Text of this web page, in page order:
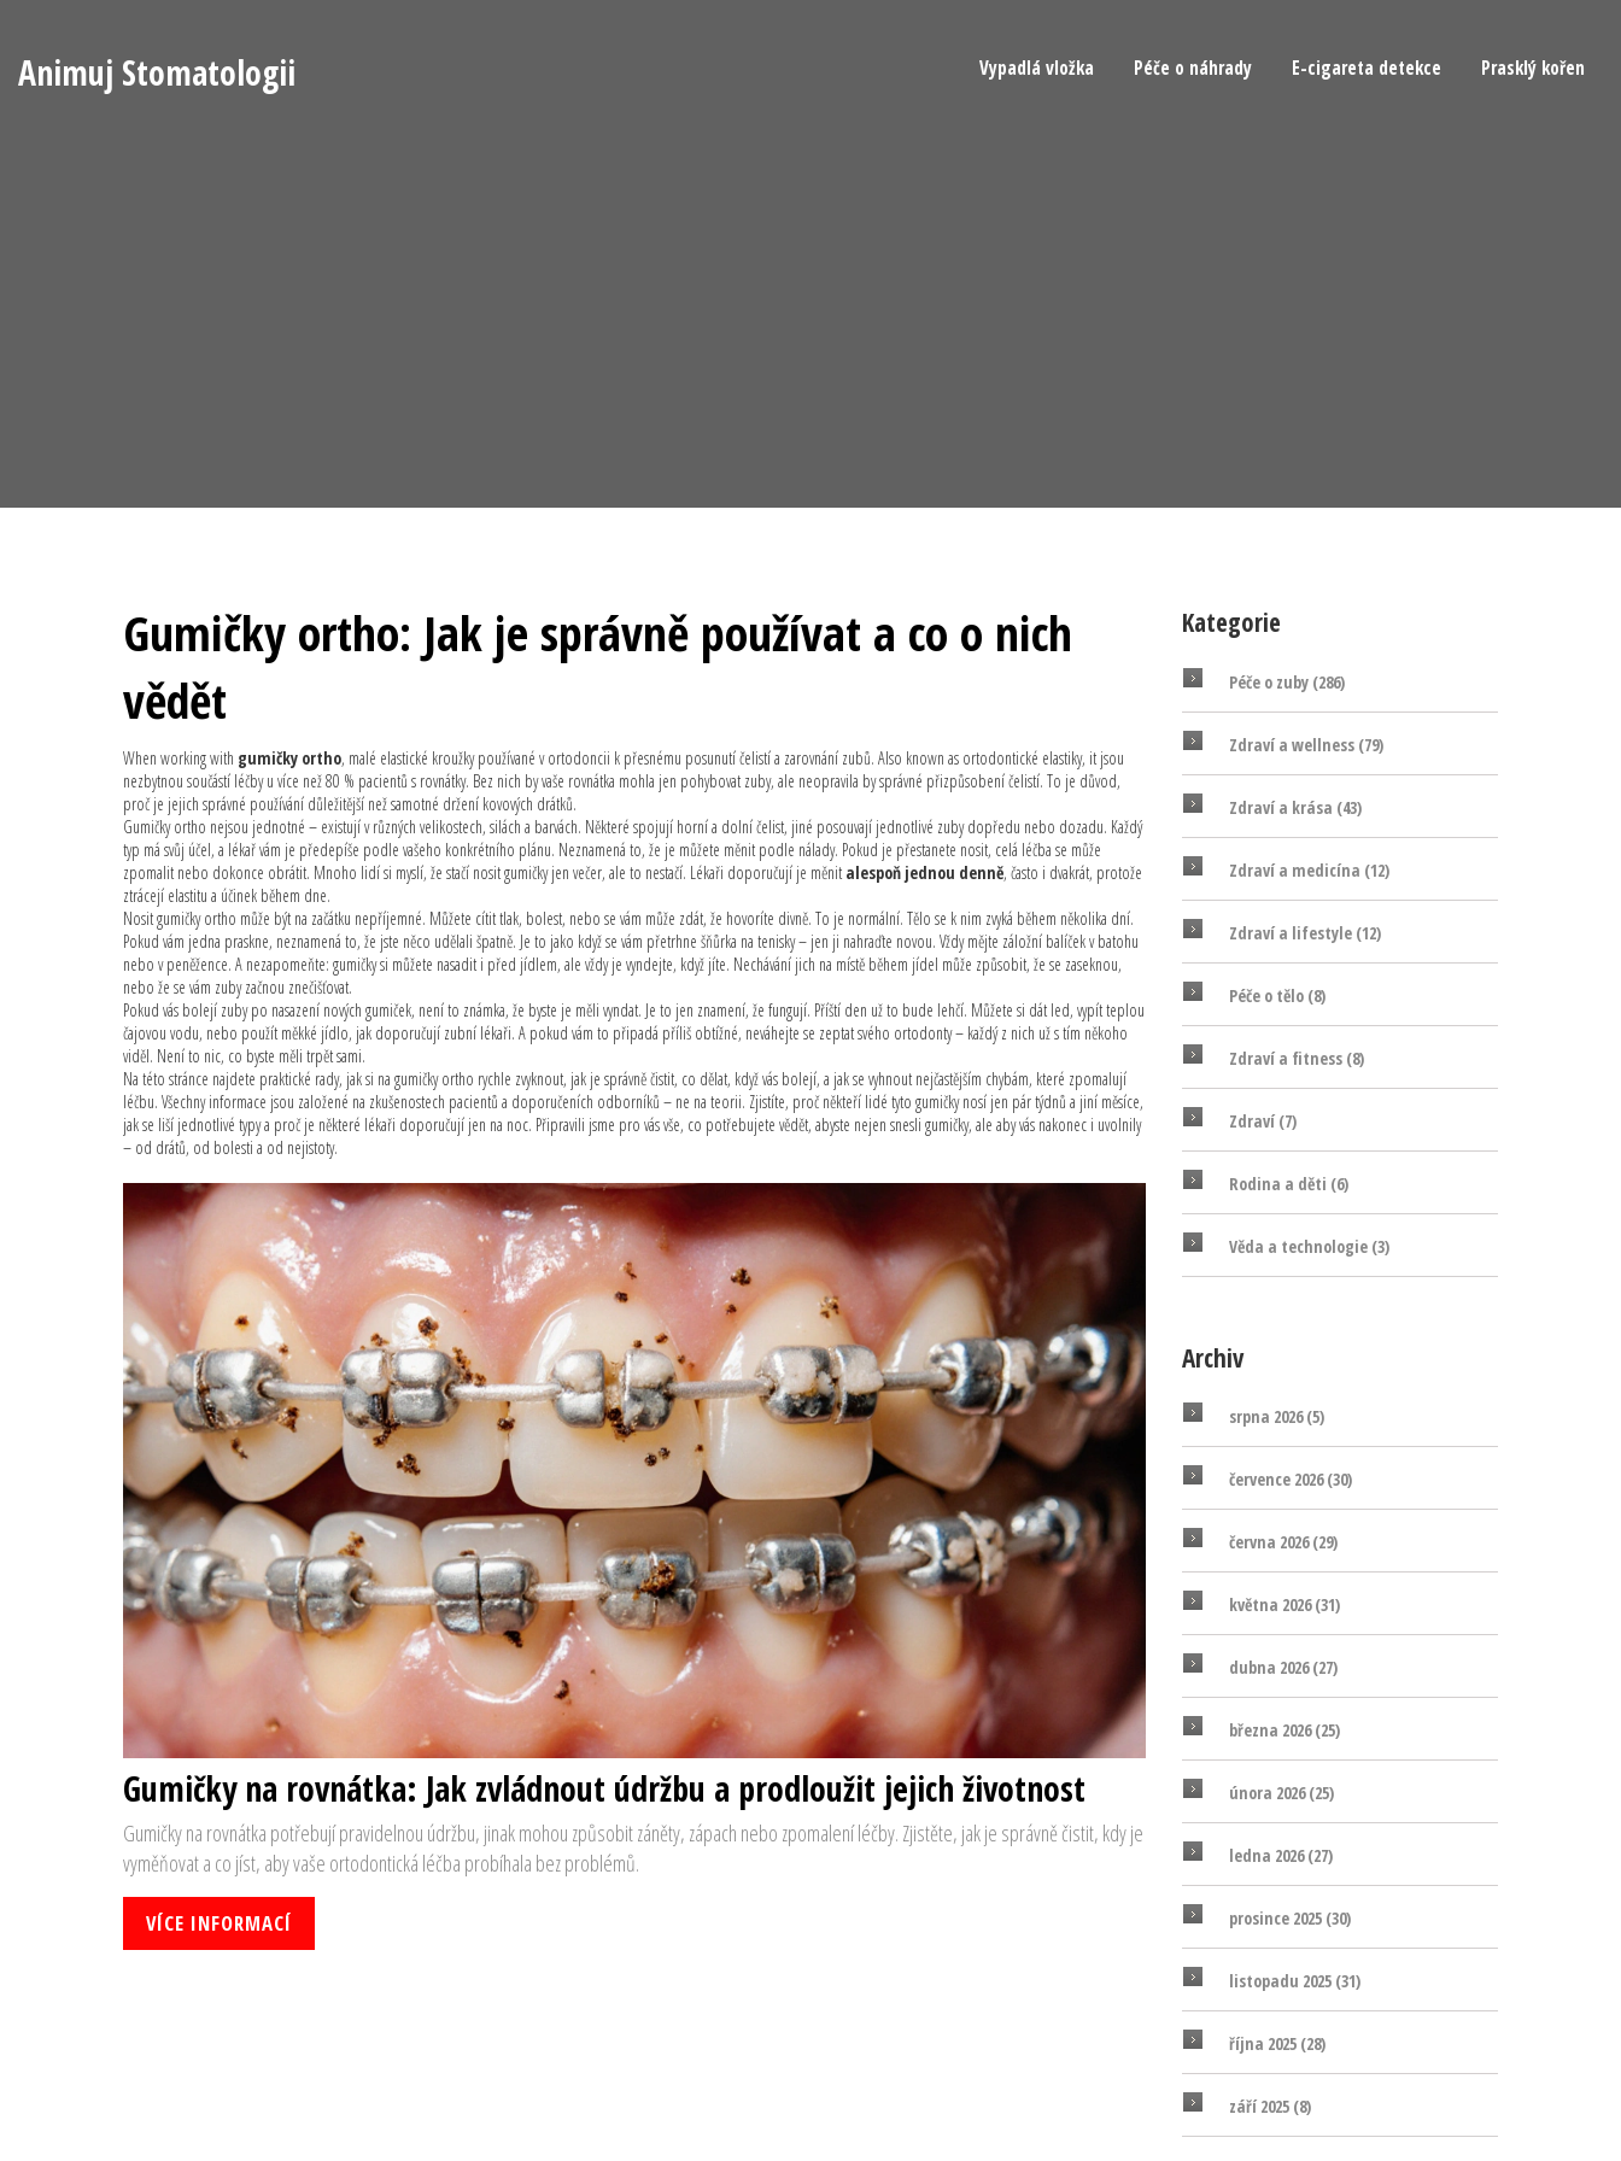
Animuj Stomatologii Vypadlá vložka Péče o náhrady E-cigareta detekce Prasklý kořen
Gumičky ortho: Jak je správně používat a co o nich
vědět
When working with gumičky ortho, malé elastické kroužky používané v ortodoncii k přesnému posunutí čelistí a zarovnání zubů. Also known as ortodontické elastiky, it jsou
nezbytnou součástí léčby u více než 80 % pacientů s rovnátky. Bez nich by vaše rovnátka mohla jen pohybovat zuby, ale neopravila by správné přizpůsobení čelistí. To je důvod,
proč je jejich správné používání důležitější než samotné držení kovových drátků.
Gumičky ortho nejsou jednotné – existují v různých velikostech, silách a barvách. Některé spojují horní a dolní čelist, jiné posouvají jednotlivé zuby dopředu nebo dozadu. Každý
typ má svůj účel, a lékař vám je předepíše podle vašeho konkrétního plánu. Neznamená to, že je můžete měnit podle nálady. Pokud je přestanete nosit, celá léčba se může
zpomalit nebo dokonce obrátit. Mnoho lidí si myslí, že stačí nosit gumičky jen večer, ale to nestačí. Lékaři doporučují je měnit alespoň jednou denně, často i dvakrát, protože
ztrácejí elastitu a účinek během dne.
Nosit gumičky ortho může být na začátku nepříjemné. Můžete cítit tlak, bolest, nebo se vám může zdát, že hovoríte divně. To je normální. Tělo se k nim zvyká během několika dní.
Pokud vám jedna praskne, neznamená to, že jste něco udělali špatně. Je to jako když se vám přetrhne šňůrka na tenisky – jen ji nahraďte novou. Vždy mějte záložní balíček v batohu
nebo v peněžence. A nezapomeňte: gumičky si můžete nasadit i před jídlem, ale vždy je vyndejte, když jíte. Nechávání jich na místě během jídel může způsobit, že se zaseknou,
nebo že se vám zuby začnou znečišťovat.
Pokud vás bolejí zuby po nasazení nových gumiček, není to známka, že byste je měli vyndat. Je to jen znamení, že fungují. Příští den už to bude lehčí. Můžete si dát led, vypít teplou
čajovou vodu, nebo použít měkké jídlo, jak doporučují zubní lékaři. A pokud vám to připadá příliš obtížné, neváhejte se zeptat svého ortodonty – každý z nich už s tím někoho
viděl. Není to nic, co byste měli trpět sami.
Na této stránce najdete praktické rady, jak si na gumičky ortho rychle zvyknout, jak je správně čistit, co dělat, když vás bolejí, a jak se vyhnout nejčastějším chybám, které zpomalují
léčbu. Všechny informace jsou založené na zkušenostech pacientů a doporučeních odborníků – ne na teorii. Zjistíte, proč někteří lidé tyto gumičky nosí jen pár týdnů a jiní měsíce,
jak se liší jednotlivé typy a proč je některé lékaři doporučují jen na noc. Připravili jsme pro vás vše, co potřebujete vědět, abyste nejen snesli gumičky, ale aby vás nakonec i uvolnily
– od drátů, od bolesti a od nejistoty.
Gumičky na rovnátka: Jak zvládnout údržbu a prodloužit jejich životnost
Gumičky na rovnátka potřebují pravidelnou údržbu, jinak mohou způsobit záněty, zápach nebo zpomalení léčby. Zjistěte, jak je správně čistit, kdy je
vyměňovat a co jíst, aby vaše ortodontická léčba probíhala bez problémů.
VÍCE INFORMACÍ
Kategorie
Péče o zuby (286)
Zdraví a wellness (79)
Zdraví a krása (43)
Zdraví a medicína (12)
Zdraví a lifestyle (12)
Péče o tělo (8)
Zdraví a fitness (8)
Zdraví (7)
Rodina a děti (6)
Věda a technologie (3)
Archiv
srpna 2026(5)
července 2026(30)
června 2026(29)
května 2026(31)
dubna 2026(27)
března 2026(25)
února 2026(25)
ledna 2026(27)
prosince 2025 (30)
listopadu 2025 (31)
října 2025 (28)
září 2025 (8)